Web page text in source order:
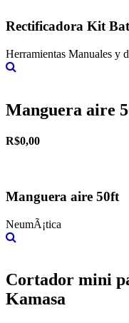
Rectificadora Kit
Herramientas Manuales y
Manguera aire
R$0,00
Manguera aire 50ft
NeumÃ¡tica
Cortador mini
Kamasa